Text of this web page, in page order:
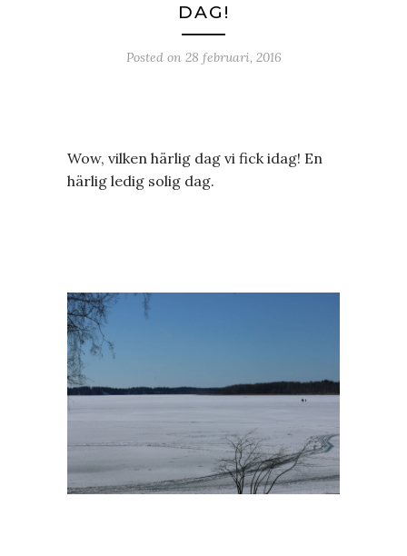
DAG!
Posted on 28 februari, 2016
Wow, vilken härlig dag vi fick idag! En
härlig ledig solig dag.